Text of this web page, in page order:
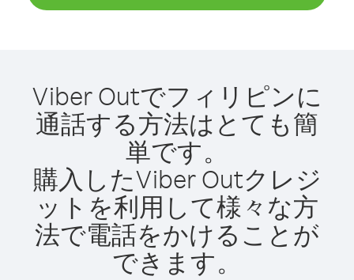
Viber Outでフィリピンに
通話する方法はとても簡
単です。
購入したViber Outクレジ
ットを利用して様々な方
法で電話をかけることが
できます。